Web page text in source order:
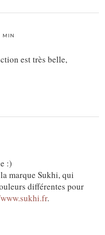
MIN
est très belle,
:)
marque Sukhi, qui
différentes pour
.